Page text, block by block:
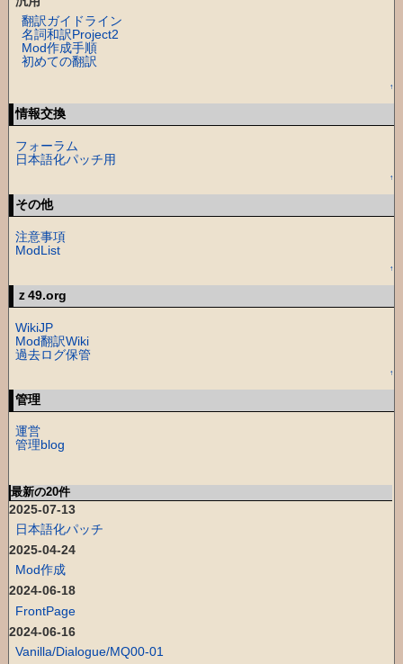
翻訳ガイドライン
名詞和訳Project2
Mod作成手順
初めての翻訳
↑
情報交換
フォーラム
日本語化パッチ用
↑
その他
注意事項
ModList
↑
ｚ49.org
WikiJP
Mod翻訳Wiki
過去ログ保管
↑
管理
運営
管理blog
最新の20件
2025-07-13
日本語化パッチ
2025-04-24
Mod作成
2024-06-18
FrontPage
2024-06-16
Vanilla/Dialogue/MQ00-01